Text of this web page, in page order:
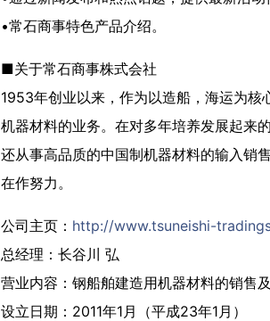
•常石商事特色产品介绍。
■关于常石商事株式会社
1953年创业以来，作为以造船，海运为
机器材料的业务。在对多年培养发展起来
还从事高品质的中国制机器材料的输入销
在作努力。
公司主页： http://www.tsuneishi-
总经理：长谷川 弘
营业内容：钢船舶建造用机器材料的销售
设立日期：2011年1月（平成23年1月）